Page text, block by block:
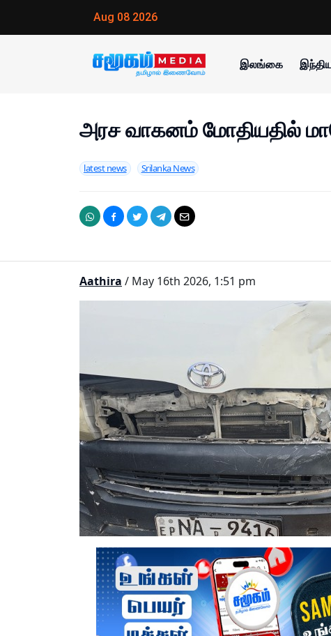
Aug 08 2026
இலங்கை
அரச வாகனம் மோதியதில்
latest news Srilanka News
Aathira / May 16th 2026, 1:51 pm